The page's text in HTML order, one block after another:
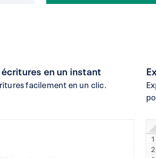
en un instant
facilement en un clic.